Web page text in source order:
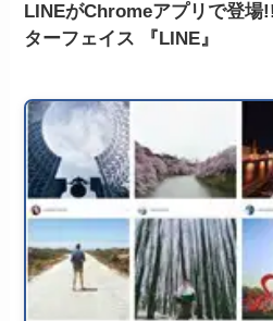
LINEがChromeアプリで登場
ターフェイス 『LINE』